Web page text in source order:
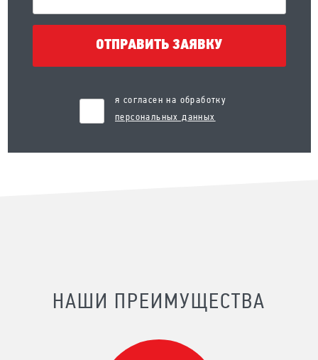
ОТПРАВИТЬ ЗАЯВКУ
я согласен на обработку
персональных данных
НАШИ ПРЕИМУЩЕСТВА